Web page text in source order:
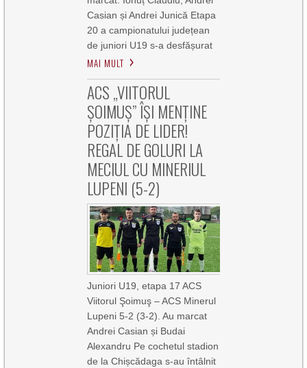
Casian și Andrei Junică Etapa
20 a campionatului județean
de juniori U19 s-a desfășurat
MAI MULT
ACS „VIITORUL
ȘOIMUȘ” ÎȘI MENȚINE
POZIȚIA DE LIDER!
REGAL DE GOLURI LA
MECIUL CU MINERIUL
LUPENI (5-2)
Juniori U19, etapa 17 ACS
Viitorul Şoimuş – ACS Minerul
Lupeni 5-2 (3-2). Au marcat
Andrei Casian și Budai
Alexandru Pe cochetul stadion
de la Chișcădaga s-au întâlnit